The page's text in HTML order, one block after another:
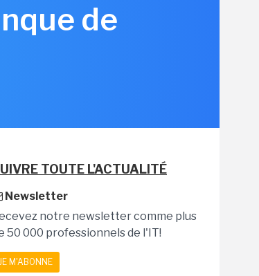
de
TOUTE L'ACTUALITÉ
Newsletter
notre newsletter comme plus
50 000 professionnels de l'IT!
M'ABONNE